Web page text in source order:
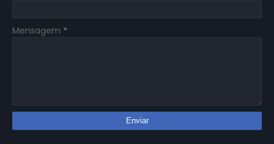
Mensagem *